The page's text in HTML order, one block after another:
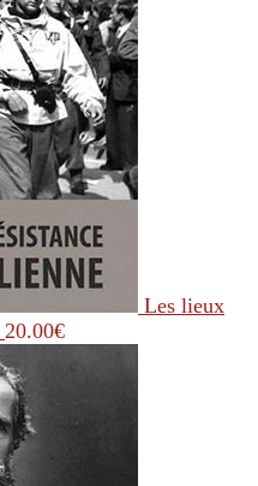
Les lieux
20.00€